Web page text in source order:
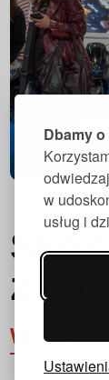
Dbamy
w
usług i
z